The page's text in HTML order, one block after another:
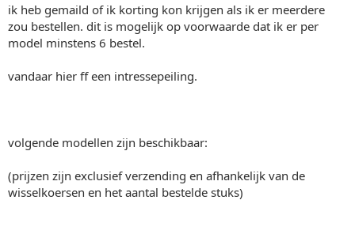
ik heb gemaild of ik korting kon krijgen als ik er meerdere
zou bestellen. dit is mogelijk op voorwaarde dat ik er per
model minstens 6 bestel.
vandaar hier ff een intressepeiling.
volgende modellen zijn beschikbaar:
(prijzen zijn exclusief verzending en afhankelijk van de
wisselkoersen en het aantal bestelde stuks)